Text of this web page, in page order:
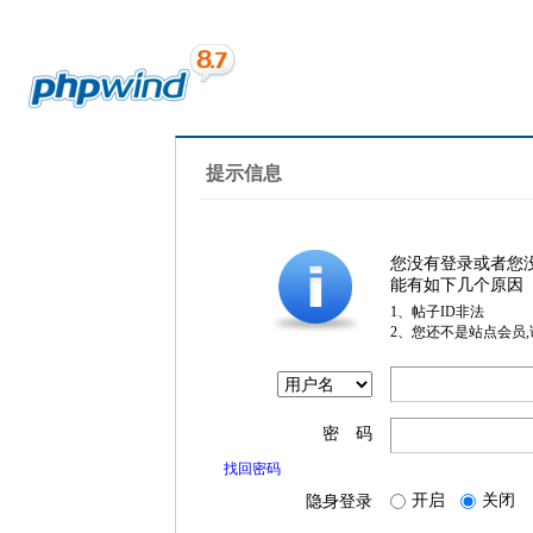
提示信息
您没有登录或者您
能有如下几个原因
1、帖子ID非法
2、您还不是站点会员
密 码
找回密码
隐身登录 开启 关闭